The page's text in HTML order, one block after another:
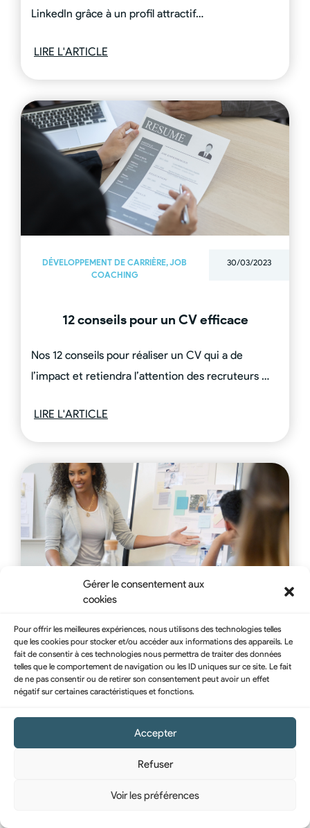
Gérer le consentement aux
cookies
Pour offrir les meilleures expériences, nous utilisons des technologies telles
que les cookies pour stocker et/ou accéder aux informations des appareils. Le
fait de consentir à ces technologies nous permettra de traiter des données
telles que le comportement de navigation ou les ID uniques sur ce site. Le fait
de ne pas consentir ou de retirer son consentement peut avoir un effet
négatif sur certaines caractéristiques et fonctions.
Accepter
Refuser
Voir les préférences
LinkedIn grâce à un profil attractif…
LIRE L'ARTICLE
DÉVELOPPEMENT DE CARRIÈRE,JOB
COACHING
30/03/2023
12 conseils pour un CV efficace
Nos 12 conseils pour réaliser un CV qui a de
l’impact et retiendra l’attention des recruteurs …
LIRE L'ARTICLE
DÉVELOPPEMENT DE CARRIÈRE,
LEADERSHIP
13/03/2023
L’art de pitcher : techniques et astuces
Savoir capter l’attention et convaincre votre
interlocuteur en quelques mots est une réelle
compétence. Et bonne nouvelle, l’art de pitcher,